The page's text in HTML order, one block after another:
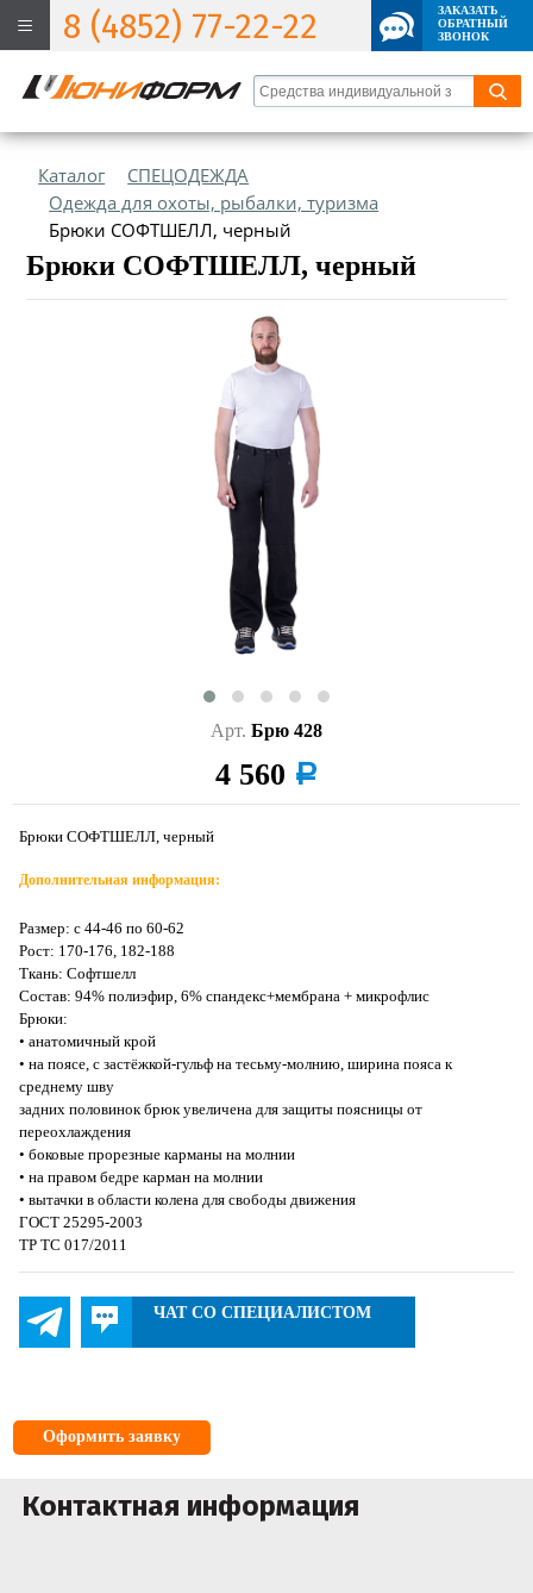
8 (4852) 77-22-22
ЗАКАЗАТЬ
ОБРАТНЫЙ
ЗВОНОК
Каталог
СПЕЦОДЕЖДА
Одежда для охоты, рыбалки, туризма
Брюки СОФТШЕЛЛ, черный
Брюки СОФТШЕЛЛ, черный
Арт. Брю 428
4 560 a
Брюки СОФТШЕЛЛ, черный
Дополнительная информация:
Размер: с 44-46 по 60-62
Рост: 170-176, 182-188
Ткань: Софтшелл
Состав: 94% полиэфир, 6% спандекс+мембрана + микрофлис
Брюки:
• анатомичный крой
• на поясе, с застёжкой-гульф на тесьму-молнию, ширина пояса к
среднему шву
задних половинок брюк увеличена для защиты поясницы от
переохлаждения
• боковые прорезные карманы на молнии
• на правом бедре карман на молнии
• вытачки в области колена для свободы движения
ГОСТ 25295-2003
ТР ТС 017/2011
ЧАТ СО СПЕЦИАЛИСТОМ
Оформить заявку
Контактная информация